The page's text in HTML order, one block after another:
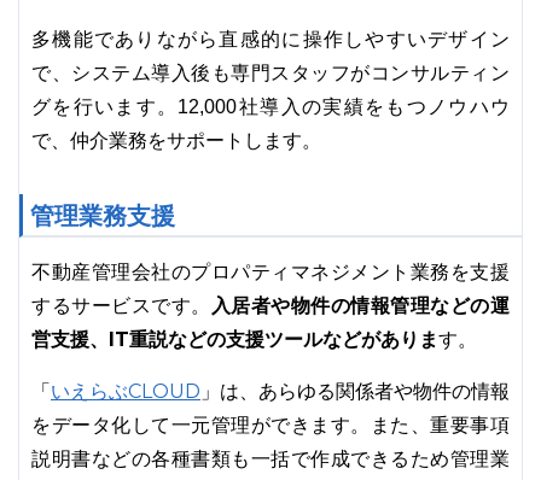
多機能でありながら直感的に操作しやすいデザイン
で、システム導入後も専門スタッフがコンサルティン
グを行います。12,000社導入の実績をもつノウハウ
で、仲介業務をサポートします。
管理業務支援
不動産管理会社のプロパティマネジメント業務を支援
するサービスです。 入居者や物件の情報管理などの運
営支援、IT重説などの支援ツールなどがあります。
「 いえらぶCLOUD 」は、あらゆる関係者や物件の情報
をデータ化して一元管理ができます。また、重要事項
説明書などの各種書類も一括で作成できるため管理業